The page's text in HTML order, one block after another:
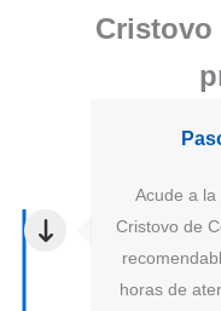
Cristovo
Acude a la
Cristovo de
horas de